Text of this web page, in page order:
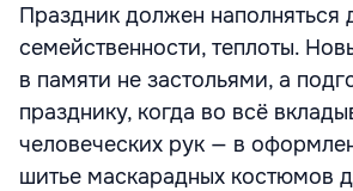
Праздник должен наполняться
семейственности, теплоты.
в памяти не застольями, а
празднику, когда во всё
человеческих рук — в
шитье маскарадных костюмов